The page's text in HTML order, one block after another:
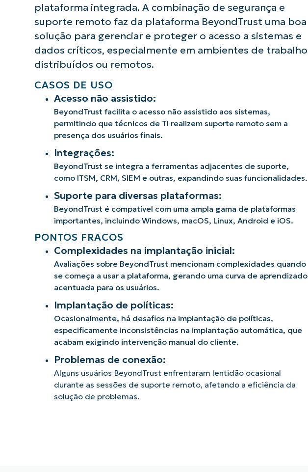
plataforma integrada. A combinação de segurança e
suporte remoto faz da plataforma BeyondTrust uma boa
solução para gerenciar e proteger o acesso a sistemas e
dados críticos, especialmente em ambientes de trabalho
distribuídos ou remotos.
CASOS DE USO
Acesso não assistido:
BeyondTrust facilita o acesso não assistido aos sistemas,
permitindo que técnicos de TI realizem suporte remoto sem a
presença dos usuários finais.
Integrações:
BeyondTrust se integra a ferramentas adjacentes de suporte,
como ITSM, CRM, SIEM e outras, expandindo suas funcionalidades.
Suporte para diversas plataformas:
BeyondTrust é compatível com uma ampla gama de plataformas
importantes, incluindo Windows, macOS, Linux, Android e iOS.
PONTOS FRACOS
Complexidades na implantação inicial:
Avaliações sobre BeyondTrust mencionam complexidades quando
se começa a usar a plataforma, gerando uma curva de aprendizado
acentuada para os usuários.
Implantação de políticas:
Ocasionalmente, há desafios na implantação de políticas,
especificamente inconsistências na implantação automática, que
acabam exigindo intervenção manual do cliente.
Problemas de conexão:
Alguns usuários BeyondTrust enfrentaram lentidão ocasional
durante as sessões de suporte remoto, afetando a eficiência da
solução de problemas.